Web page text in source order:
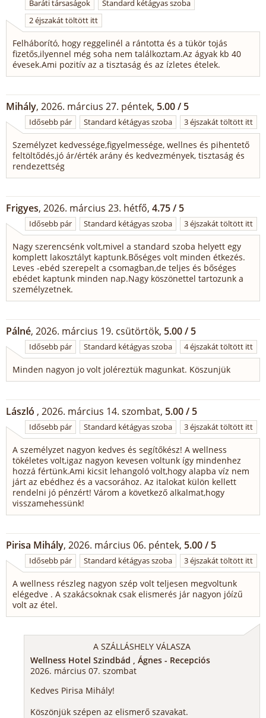
Baráti társaságok
Standard kétágyas szoba
2 éjszakát töltött itt
Felháborító, hogy reggelinél a rántotta és a tükör tojás
fizetős,ilyennel még soha nem találkoztam.Az ágyak kb 40
évesek.Ami pozitív az a tisztaság és az ízletes ételek.
Mihály, 2026. március 27. péntek, 5.00 / 5
Idősebb pár Standard kétágyas szoba 3 éjszakát töltött itt
Személyzet kedvessége,figyelmessége, wellnes és pihentető
feltöltődés,jó ár/érték arány és kedvezmények, tisztaság és
rendezettség
Frigyes, 2026. március 23. hétfő, 4.75 / 5
Idősebb pár Standard kétágyas szoba 3 éjszakát töltött itt
Nagy szerencsénk volt,mivel a standard szoba helyett egy
komplett lakosztályt kaptunk.Bőséges volt minden étkezés.
Leves -ebéd szerepelt a csomagban,de teljes és bőséges
ebédet kaptunk minden nap.Nagy köszönettel tartozunk a
személyzetnek.
Pálné, 2026. március 19. csütörtök, 5.00 / 5
Idősebb pár Standard kétágyas szoba 4 éjszakát töltött itt
Minden nagyon jo volt joléreztük magunkat. Köszunjük
László , 2026. március 14. szombat, 5.00 / 5
Idősebb pár Standard kétágyas szoba 3 éjszakát töltött itt
A személyzet nagyon kedves és segítőkész! A wellness
tökéletes volt,igaz nagyon kevesen voltunk így mindenhez
hozzá fértünk.Ami kicsit lehangoló volt,hogy alapba víz nem
járt az ebédhez és a vacsorához. Az italokat külön kellett
rendelni jó pénzért! Várom a következő alkalmat,hogy
visszamehessünk!
Pirisa Mihály, 2026. március 06. péntek, 5.00 / 5
Idősebb pár Standard kétágyas szoba 3 éjszakát töltött itt
A wellness részleg nagyon szép volt teljesen megvoltunk
elégedve . A szakácsoknak csak elismerés jár nagyon jóízű
volt az étel.
A SZÁLLÁSHELY VÁLASZA
Wellness Hotel Szindbád , Ágnes - Recepciós
2026. március 07. szombat
Kedves Pirisa Mihály!
Köszönjük szépen az elismerő szavakat.